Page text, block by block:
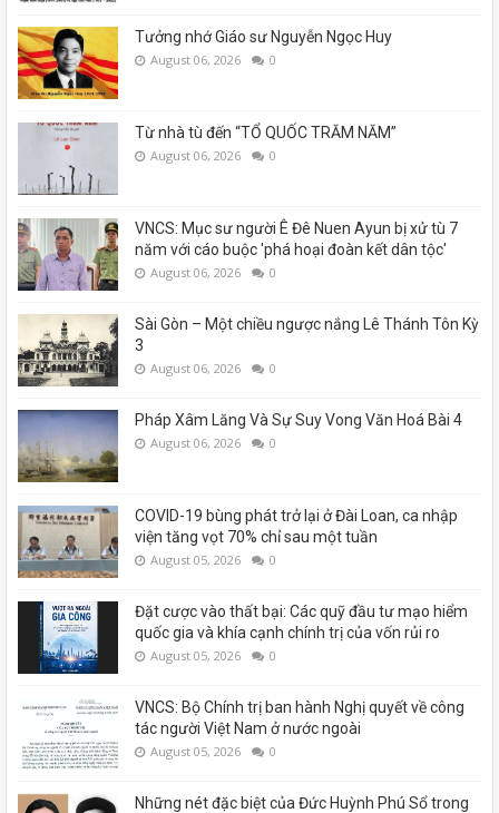
Tưởng nhớ Giáo sư Nguyễn Ngọc Huy
August 06, 2026 0
Từ nhà tù đến “TỔ QUỐC TRĂM NĂM”
August 06, 2026 0
VNCS: Mục sư người Ê Đê Nuen Ayun bị xử tù 7
năm với cáo buộc 'phá hoại đoàn kết dân tộc'
August 06, 2026 0
Sài Gòn – Một chiều ngược nắng Lê Thánh Tôn Kỳ
3
August 06, 2026 0
Pháp Xâm Lăng Và Sự Suy Vong Văn Hoá Bài 4
August 06, 2026 0
COVID-19 bùng phát trở lại ở Đài Loan, ca nhập
viện tăng vọt 70% chỉ sau một tuần
August 05, 2026 0
Đặt cược vào thất bại: Các quỹ đầu tư mạo hiểm
quốc gia và khía cạnh chính trị của vốn rủi ro
August 05, 2026 0
VNCS: Bộ Chính trị ban hành Nghị quyết về công
tác người Việt Nam ở nước ngoài
August 05, 2026 0
Những nét đặc biệt của Đức Huỳnh Phú Sổ trong